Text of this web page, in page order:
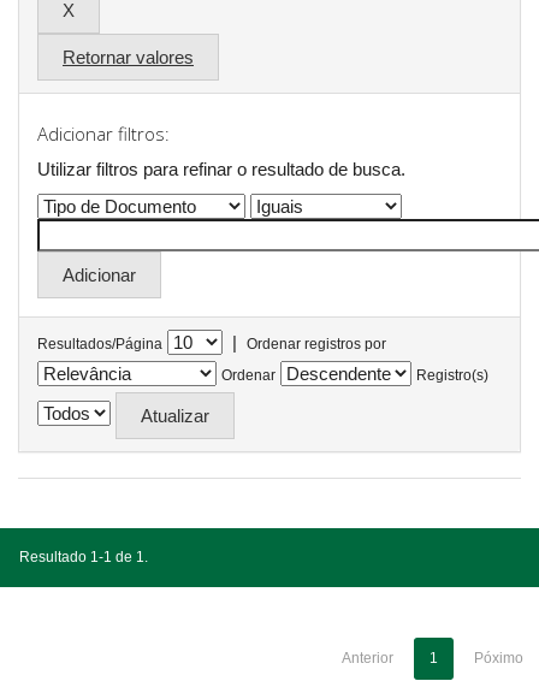
Retornar valores
Adicionar filtros:
Utilizar filtros para refinar o resultado de busca.
Resultados/Página |
Ordenar registros por
Ordenar
Registro(s)
Resultado 1-1 de 1.
Anterior 1 Póximo